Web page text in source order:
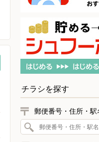
チラシを探す
郵便番号・住所・